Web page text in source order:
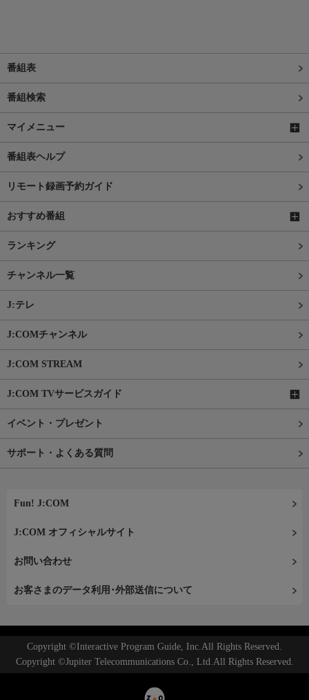
番組表
番組検索
マイメニュー
番組表ヘルプ
リモート録画予約ガイド
おすすめ番組
ランキング
チャンネル一覧
J:テレ
J:COMチャンネル
J:COM STREAM
J:COM TVサービスガイド
イベント・プレゼント
サポート・よくある質問
Fun! J:COM
J:COM オフィシャルサイト
お問い合わせ
お客さまのデータ利用･外部送信について
Copyright ©Interactive Program Guide, Inc.All Rights Reserved.
Copyright ©Jupiter Telecommunications Co., Ltd.All Rights Reserved.